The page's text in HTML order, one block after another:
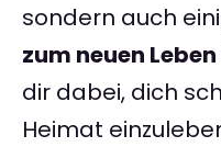
sondern auch
zum neuen
dir dabei, dich
Heimat